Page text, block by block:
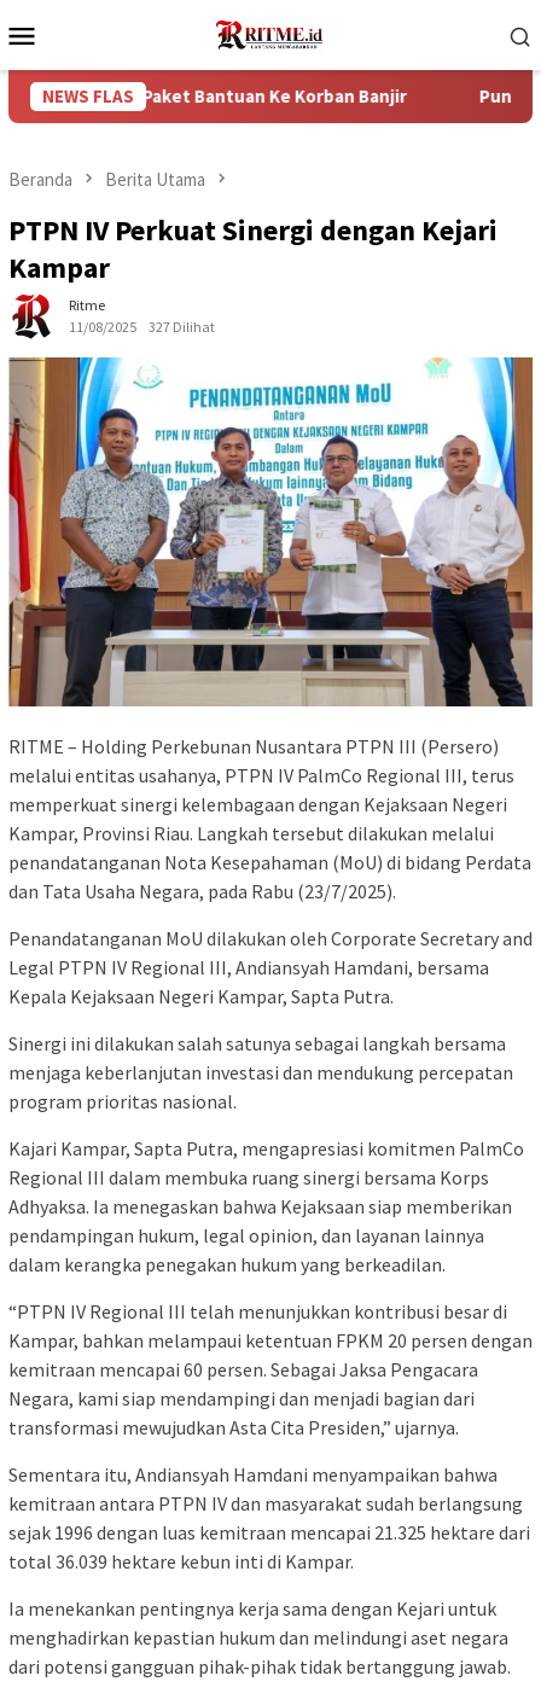
ke
Mobile
NEWS FLAS
Paket Bantuan Ke Korban Banjir Puncak Arus Balik
Beranda Berita Utama
PTPN IV Perkuat Sinergi dengan Kejari
Kampar
Ritme
11/08/2025
327 Dilihat
RITME – Holding Perkebunan Nusantara PTPN III (Persero)
melalui entitas usahanya, PTPN IV PalmCo Regional III, terus
memperkuat sinergi kelembagaan dengan Kejaksaan Negeri
Kampar, Provinsi Riau. Langkah tersebut dilakukan melalui
penandatanganan Nota Kesepahaman (MoU) di bidang Perdata
dan Tata Usaha Negara, pada Rabu (23/7/2025).
Penandatanganan MoU dilakukan oleh Corporate Secretary and
Legal PTPN IV Regional III, Andiansyah Hamdani, bersama
Kepala Kejaksaan Negeri Kampar, Sapta Putra.
Sinergi ini dilakukan salah satunya sebagai langkah bersama
menjaga keberlanjutan investasi dan mendukung percepatan
program prioritas nasional.
Kajari Kampar, Sapta Putra, mengapresiasi komitmen PalmCo
Regional III dalam membuka ruang sinergi bersama Korps
Adhyaksa. Ia menegaskan bahwa Kejaksaan siap memberikan
pendampingan hukum, legal opinion, dan layanan lainnya
dalam kerangka penegakan hukum yang berkeadilan.
“PTPN IV Regional III telah menunjukkan kontribusi besar di
Kampar, bahkan melampaui ketentuan FPKM 20 persen dengan
kemitraan mencapai 60 persen. Sebagai Jaksa Pengacara
Negara, kami siap mendampingi dan menjadi bagian dari
transformasi mewujudkan Asta Cita Presiden,” ujarnya.
Sementara itu, Andiansyah Hamdani menyampaikan bahwa
kemitraan antara PTPN IV dan masyarakat sudah berlangsung
sejak 1996 dengan luas kemitraan mencapai 21.325 hektare dari
total 36.039 hektare kebun inti di Kampar.
Ia menekankan pentingnya kerja sama dengan Kejari untuk
menghadirkan kepastian hukum dan melindungi aset negara
dari potensi gangguan pihak-pihak tidak bertanggung jawab.